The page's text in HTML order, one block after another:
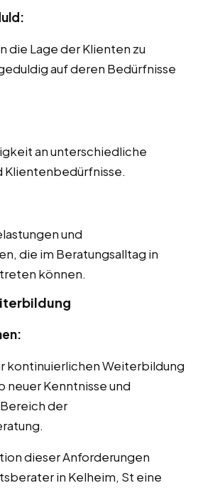
die Lage der Klienten zu
auf deren Bedürfnisse
an unterschiedliche
Klientenbedürfnisse.
und
die im Beratungsalltag in
können.
kontinuierlichen Weiterbildung
neuer Kenntnisse und
der
dieser Anforderungen
in Kelheim, St eine